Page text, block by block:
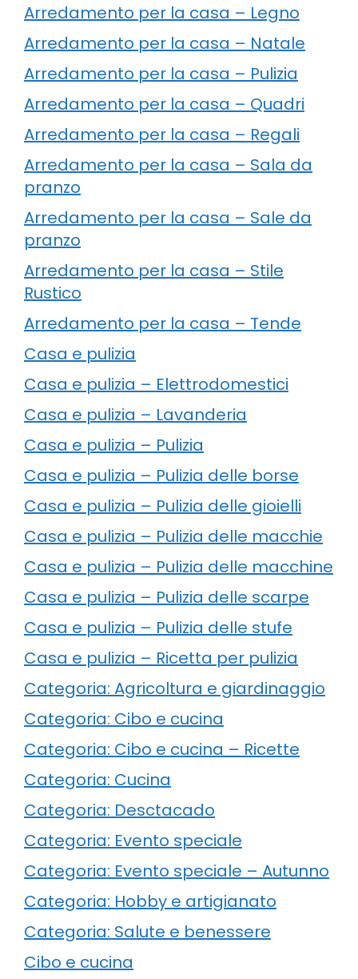
Arredamento per la casa – Legno
Arredamento per la casa – Natale
Arredamento per la casa – Pulizia
Arredamento per la casa – Quadri
Arredamento per la casa – Regali
Arredamento per la casa – Sala da
pranzo
Arredamento per la casa – Sale da
pranzo
Arredamento per la casa – Stile
Rustico
Arredamento per la casa – Tende
Casa e pulizia
Casa e pulizia – Elettrodomestici
Casa e pulizia – Lavanderia
Casa e pulizia – Pulizia
Casa e pulizia – Pulizia delle borse
Casa e pulizia – Pulizia delle gioielli
Casa e pulizia – Pulizia delle macchie
Casa e pulizia – Pulizia delle macchine
Casa e pulizia – Pulizia delle scarpe
Casa e pulizia – Pulizia delle stufe
Casa e pulizia – Ricetta per pulizia
Categoria: Agricoltura e giardinaggio
Categoria: Cibo e cucina
Categoria: Cibo e cucina – Ricette
Categoria: Cucina
Categoria: Desctacado
Categoria: Evento speciale
Categoria: Evento speciale – Autunno
Categoria: Hobby e artigianato
Categoria: Salute e benessere
Cibo e cucina